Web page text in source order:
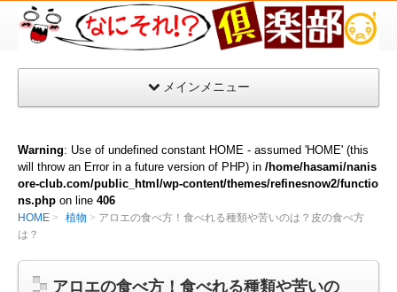
な
そ
部
メインメニュー
Warning: Use of undefined constant HOME - assumed 'HOME' (this
will throw an Error in a future version of PHP) in /home/hasami/nanis
ore-club.com/public_html/wp-content/themes/refinesnow2/functio
ns.php on line 406
HOME 植物
アロエの食べ方！食べれる種類や苦いのは？皮の食べ方
は？
アロエの食べ方！食べれる種類や苦いの